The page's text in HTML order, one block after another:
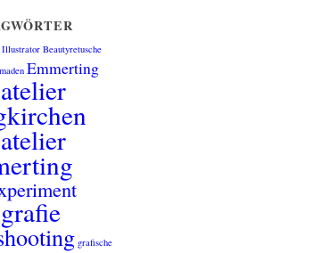
Illustrator Beautyretusche
Emmerting
grafische